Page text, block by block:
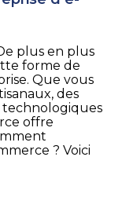
plus en plus
forme de
Que vous
des
technologiques
offre
? Voici